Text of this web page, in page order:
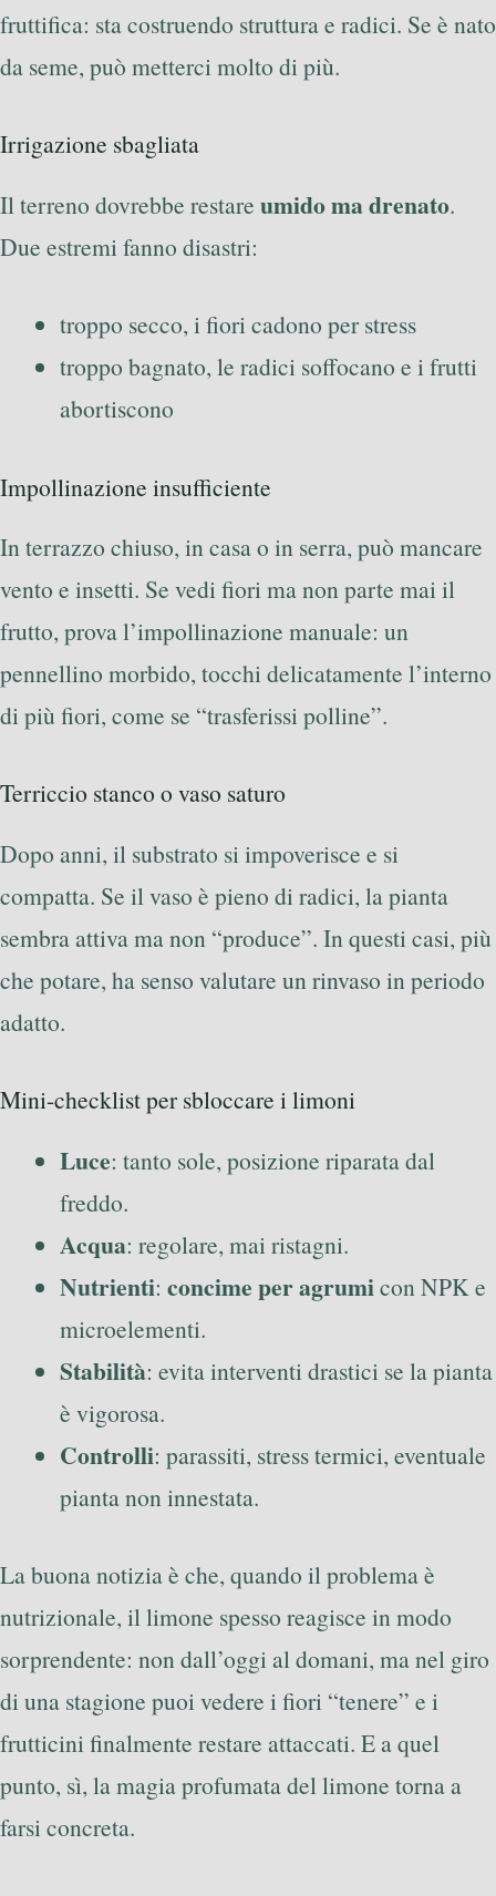
fruttifica: sta costruendo struttura e radici. Se è nato
da seme, può metterci molto di più.
Irrigazione sbagliata
Il terreno dovrebbe restare umido ma drenato.
Due estremi fanno disastri:
troppo secco, i fiori cadono per stress
troppo bagnato, le radici soffocano e i frutti
abortiscono
Impollinazione insufficiente
In terrazzo chiuso, in casa o in serra, può mancare
vento e insetti. Se vedi fiori ma non parte mai il
frutto, prova l’impollinazione manuale: un
pennellino morbido, tocchi delicatamente l’interno
di più fiori, come se “trasferissi polline”.
Terriccio stanco o vaso saturo
Dopo anni, il substrato si impoverisce e si
compatta. Se il vaso è pieno di radici, la pianta
sembra attiva ma non “produce”. In questi casi, più
che potare, ha senso valutare un rinvaso in periodo
adatto.
Mini-checklist per sbloccare i limoni
Luce: tanto sole, posizione riparata dal
freddo.
Acqua: regolare, mai ristagni.
Nutrienti: concime per agrumicon NPK e
microelementi.
Stabilità: evita interventi drastici se la pianta
è vigorosa.
Controlli: parassiti, stress termici, eventuale
pianta non innestata.
La buona notizia è che, quando il problema è
nutrizionale, il limone spesso reagisce in modo
sorprendente: non dall’oggi al domani, ma nel giro
di una stagione puoi vedere i fiori “tenere” e i
frutticini finalmente restare attaccati. E a quel
punto, sì, la magia profumata del limone torna a
farsi concreta.